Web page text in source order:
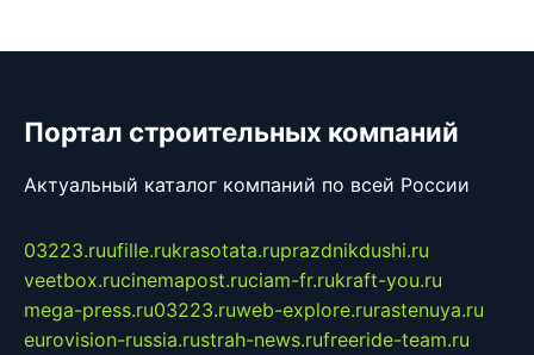
Портал строительных компаний
Актуальный каталог компаний по всей России
03223.ruufille.rukrasotata.ruprazdnikdushi.ru
veetbox.rucinemapost.ruciam-fr.rukraft-you.ru
mega-press.ru03223.ruweb-explore.rurastenuya.ru
eurovision-russia.rustrah-news.rufreeride-team.ru